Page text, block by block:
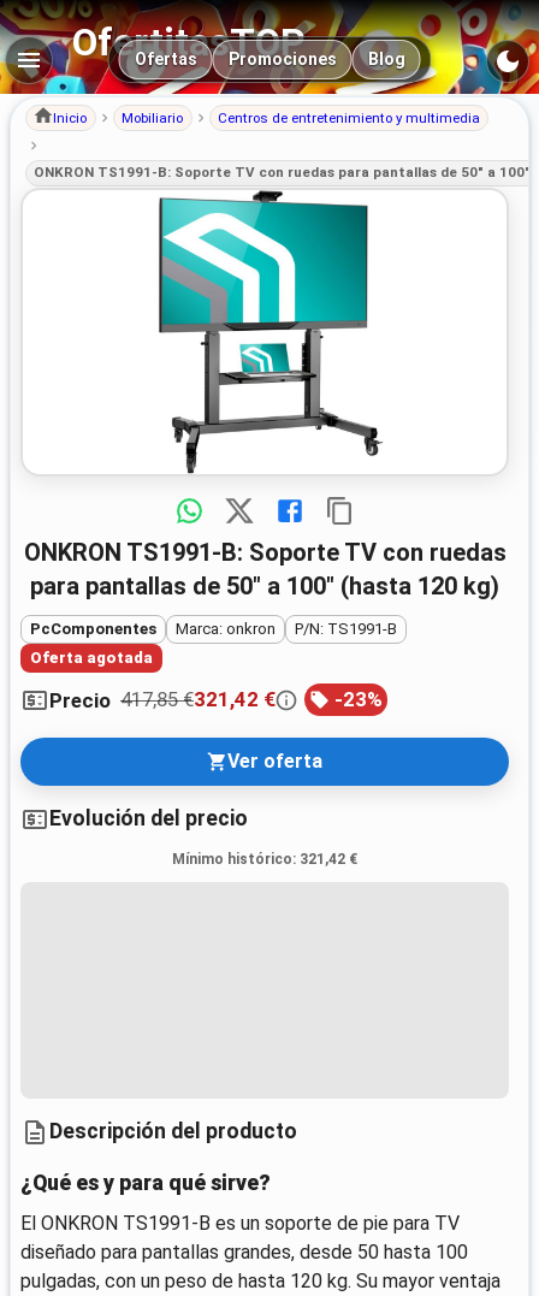
OfertitasTOP
Navegación principal
Ofertas Promociones Blog
Inicio Mobiliario Centros de entretenimiento y multimedia
ONKRON TS1991-B: Soporte TV con ruedas para pantallas de 50" a 100"
ONKRON TS1991-B: Soporte TV con ruedas
para pantallas de 50" a 100" (hasta 120 kg)
PcComponentes Marca: onkron
P/N: TS1991-B
Oferta agotada
Precio 417,85 €321,42 € -23%
Ver oferta
Evolución del precio
Mínimo histórico: 321,42 €
Descripción del producto
¿Qué es y para qué sirve?
El ONKRON TS1991-B es un soporte de pie para TV
diseñado para pantallas grandes, desde 50 hasta 100
pulgadas, con un peso de hasta 120 kg. Su mayor ventaja